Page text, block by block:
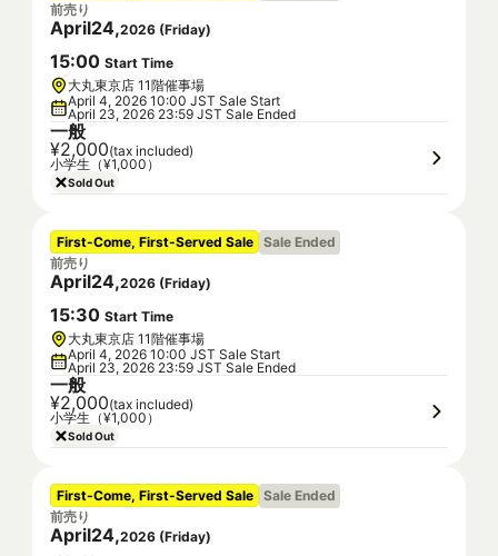
前売り
April24,2026 (Friday)
15:00 Start Time
大丸東京店 11階催事場
April 4, 2026 10:00 JST Sale Start
April 23, 2026 23:59 JST Sale Ended
一般
¥2,000(tax included)
小学生（¥1,000）
Sold Out
First-Come, First-Served Sale Sale Ended
前売り
April24,2026 (Friday)
15:30 Start Time
大丸東京店 11階催事場
April 4, 2026 10:00 JST Sale Start
April 23, 2026 23:59 JST Sale Ended
一般
¥2,000(tax included)
小学生（¥1,000）
Sold Out
First-Come, First-Served Sale Sale Ended
前売り
April24,2026 (Friday)